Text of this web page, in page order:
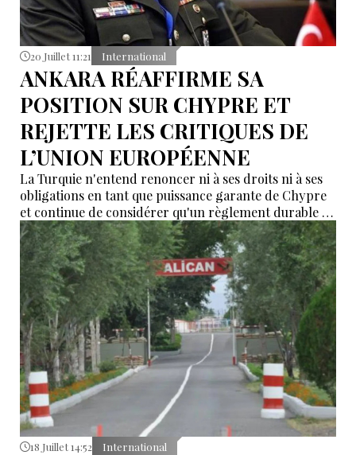
20 Juillet 11:21 International
ANKARA RÉAFFIRME SA
POSITION SUR CHYPRE ET
REJETTE LES CRITIQUES DE
L’UNION EUROPÉENNE
La Turquie n'entend renoncer ni à ses droits ni à ses
obligations en tant que puissance garante de Chypre
et continue de considérer qu'un règlement durable de
la question chypriote ne peut être fondé que sur
l'existence de deux États souverains et égaux. C'est ce
qu'a déclaré le ministre turc de la Défense nationale,
Yaşar Güler, selon un communiqué publié par son
ministère.
18 Juillet 14:52 International